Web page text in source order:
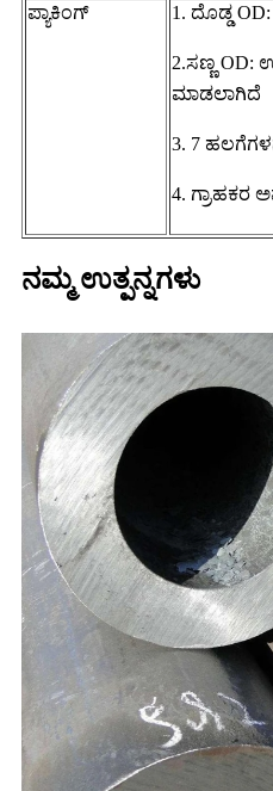
ಪ್ಯಾಕಿಂಗ್
1. ದೊಡ್ಡ
2.ಸಣ್ಣ OD:
ಮಾಡಲಾಗಿದೆ
3. 7
4. ಗ್ರಾಹಕರ
ನಮ್ಮ ಉತ್ಪನ್ನಗಳು